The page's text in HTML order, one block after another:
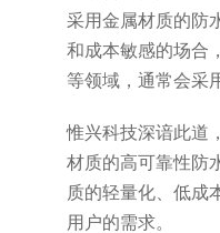
采用金属材质的防
和成本敏感的场合
等领域，通常会采
惟兴科技深谙此道
材质的高可靠性防
质的轻量化、低成
用户的需求。